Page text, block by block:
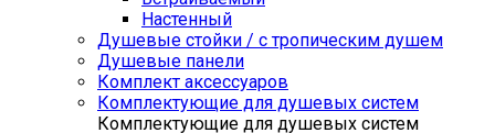
Настенный
Душевые стойки / с тропическим душем
Душевые панели
Комплект аксессуаров
Комплектующие для душевых систем
Комплектующие для душевых систем